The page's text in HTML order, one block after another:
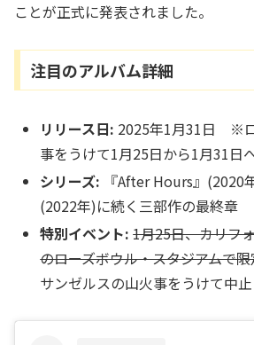
ことが正式に発表されました。
注目のアルバム詳細
リリース日: 2025年1月31日 ※
事をうけて1月25日から1月31日
シリーズ: 『After Hours』(2020
(2022年)に続く三部作の最終章
特別イベント: 1月25日、カリフ
のローズボウル・スタジアムで
サンゼルスの山火事をうけて中